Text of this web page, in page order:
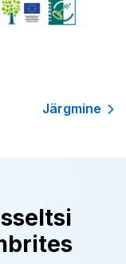
Järgmine